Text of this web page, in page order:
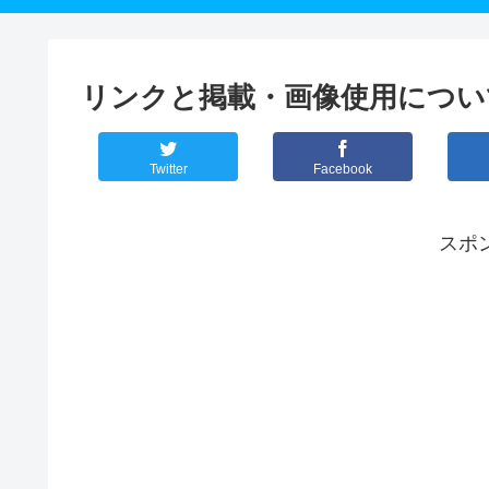
リンクと掲載・画像使用につ
Twitter Facebook
スポ